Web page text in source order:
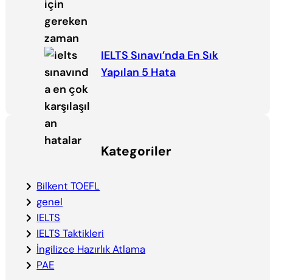
IELTS Sınavı’nda En Sık
Yapılan 5 Hata
Kategoriler
Bilkent TOEFL
genel
IELTS
IELTS Taktikleri
İngilizce Hazırlık Atlama
PAE